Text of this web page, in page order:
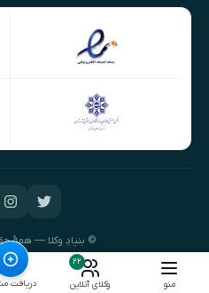
منو
۲۲
وکلای آنلاین
دریافت
© بنیادِ وکلا — همهٔ
طراحی و توسعه: